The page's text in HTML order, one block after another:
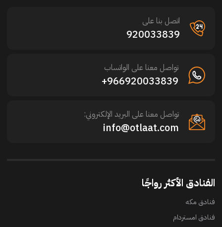
اتصل بنا على
920033839
تواصل معنا على الواتساب
966920033839+
تواصل معنا على البريد الإلكتروني:
info@otlaat.com
الفنادق الأكثر رواجًا
فنادق مكه
فنادق امستردام